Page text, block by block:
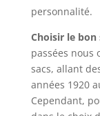
personnalité.
Choisir le bon
passées nous
sacs, allant
années 1920
Cependant,